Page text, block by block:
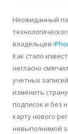
Неожиданный
владельцев
Как стало
негласно
учетных
изменить
подписок и без
карту нового
невыполнимой